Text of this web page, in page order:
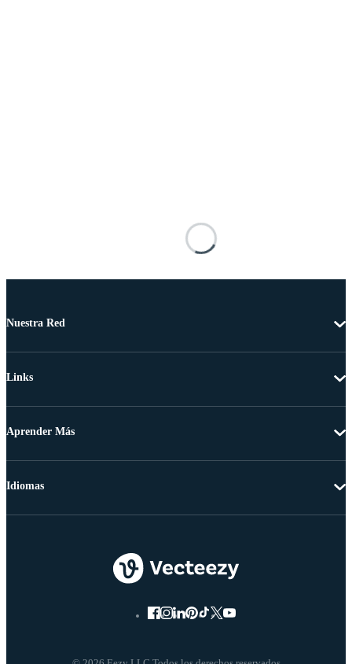
Nuestra Red
Links
Aprender Más
Idiomas